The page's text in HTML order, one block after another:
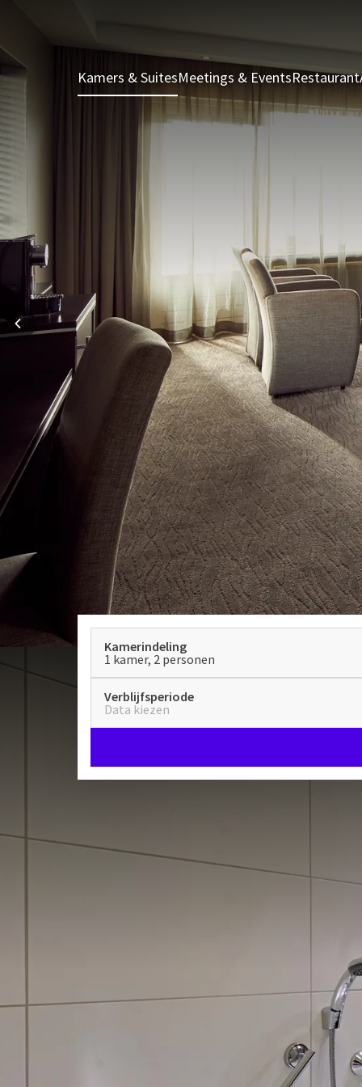
Kamers & SuitesMeetings & EventsRestaurant
Kamerindeling
1 kamer, 2 personen
Verblijfsperiode
Data kiezen
Comfort Kamer
Kom tot rust in een van onze heerlijke Comfort-
van een separate douche, ligbad, toilet, föhn,
Voor slechts € 29,50 per kamer checkt u pas om
Geniet van een uitgebreid ontbijtbuffet met verse